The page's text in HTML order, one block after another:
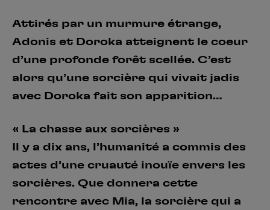
Attirés par un murmure étrange,
Adonis et Doroka atteignent le coeur
d’une profonde forêt scellée. C’est
alors qu’une sorcière qui vivait jadis
avec Doroka fait son apparition…
« La chasse aux sorcières »
Il y a dix ans, l’humanité a commis des
actes d’une cruauté inouïe envers les
sorcières. Que donnera cette
rencontre avec Mia, la sorcière qui a